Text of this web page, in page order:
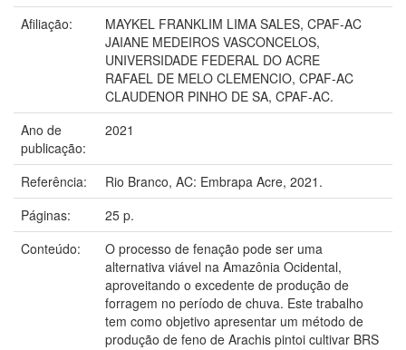
Afiliação:
MAYKEL FRANKLIM LIMA SALES, CPAF-AC
JAIANE MEDEIROS VASCONCELOS,
UNIVERSIDADE FEDERAL DO ACRE
RAFAEL DE MELO CLEMENCIO, CPAF-AC
CLAUDENOR PINHO DE SA, CPAF-AC.
Ano de
publicação:
2021
Referência:
Rio Branco, AC: Embrapa Acre, 2021.
Páginas:
25 p.
Conteúdo:
O processo de fenação pode ser uma
alternativa viável na Amazônia Ocidental,
aproveitando o excedente de produção de
forragem no período de chuva. Este trabalho
tem como objetivo apresentar um método de
produção de feno de Arachis pintoi cultivar BRS